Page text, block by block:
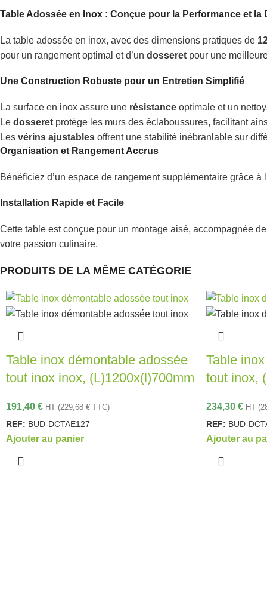
Table Adossée en Inox : Conçue pour la Performance et la
La table adossée en inox, avec des dimensions pratiques de
pour un rangement optimal et d’un dosseret pour une
Une Construction Robuste pour un Entretien Simplifié
La surface en inox assure une résistance optimale et un
Le dosseret protège les murs des éclaboussures, facilitant
Les vérins ajustables offrent une stabilité inébranlable sur
Organisation et Rangement Accrus
Bénéficiez d’un espace de rangement supplémentaire grâce à
Installation Rapide et Facile
Cette table est conçue pour un montage aisé, accompagnée
votre passion culinaire.
PRODUITS DE LA MÊME CATÉGORIE
Table inox démontable adossée
tout inox inox, (L)1200x(l)700mm
191,40 € HT (229,68 € TTC)
REF: BUD-DCTAE127
Ajouter au panier
Table
tout inox,
234,30 € HT (
REF: BUD-
Ajouter au